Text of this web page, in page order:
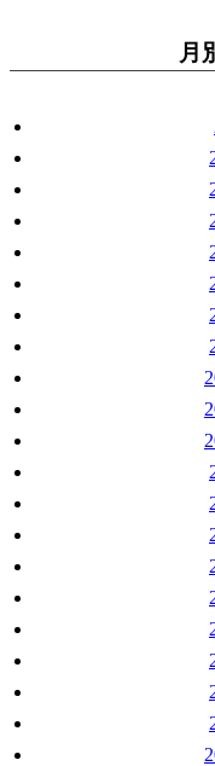
月